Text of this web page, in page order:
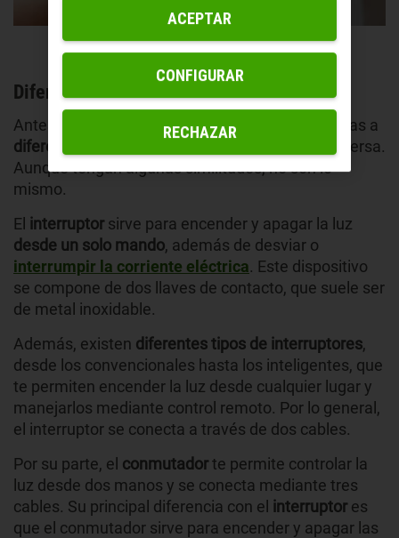
Diferencias entre interruptor y conmutador
Antes que nada, es muy importante que aprendas a
diferenciar el interruptor del conmutador
y viceversa.
Aunque tengan algunas similitudes, no son lo
mismo.
El interruptor sirve para encender y apagar la luz
desde un solo mando, además de desviar o
interrumpir la corriente eléctrica. Este dispositivo
se compone de dos llaves de contacto, que suele ser
de metal inoxidable.
Además, existen diferentes tipos de interruptores,
desde los convencionales hasta los inteligentes, que
te permiten encender la luz desde cualquier lugar y
manejarlos mediante control remoto. Por lo general,
el interruptor se conecta a través de dos cables.
Por su parte, el conmutadorte permite controlar la
luz desde dos manos y se conecta mediante tres
cables. Su principal diferencia con el interruptor es
que el conmutador sirve para encender y apagar las
CONFIGURAR
RECHAZAR
ACEPTAR